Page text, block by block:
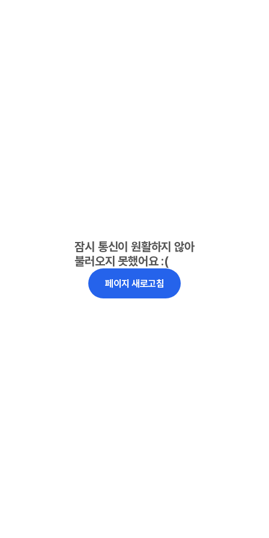
잠시 통신이 원활하지 않아
불러오지 못했어요 :(
페이지 새로고침